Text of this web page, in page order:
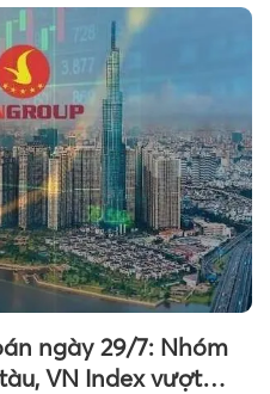
ngày 29/7: Nhóm
VN Index vượt